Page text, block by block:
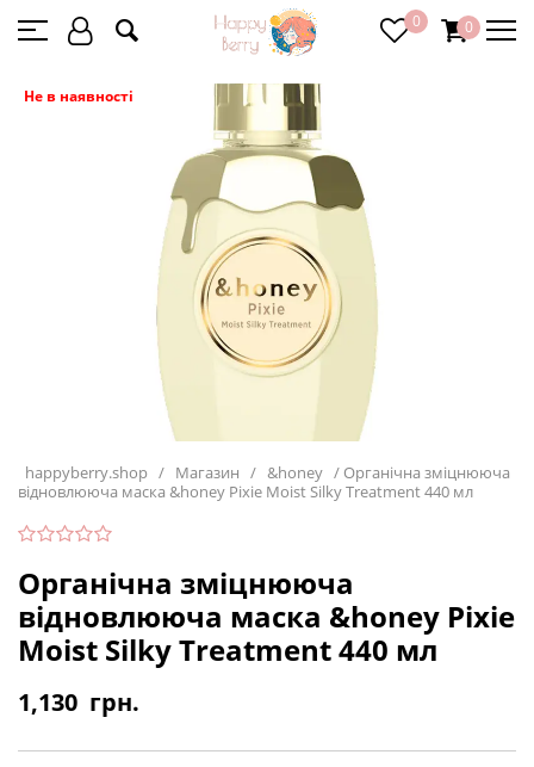
0 0
Не в наявності
happyberry.shop / Магазин / &honey / Органічна зміцнююча
відновлююча маска &honey Pixie Moist Silky Treatment 440 мл
Органічна зміцнююча
відновлююча маска &honey Pixie
Moist Silky Treatment 440 мл
1,130 грн.